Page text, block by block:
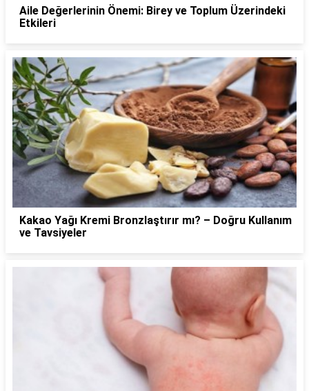
Aile Değerlerinin Önemi: Birey ve Toplum Üzerindeki
Etkileri
Kakao Yağı Kremi Bronzlaştırır mı? – Doğru Kullanım
ve Tavsiyeler